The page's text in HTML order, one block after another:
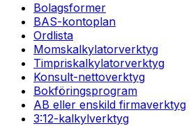
Bolagsformer
BAS-kontoplan
Ordlista
Momskalkylatorverktyg
Timpriskalkylatorverktyg
Konsult-nettoverktyg
Bokföringsprogram
AB eller enskild firmaverktyg
3:12-kalkylverktyg